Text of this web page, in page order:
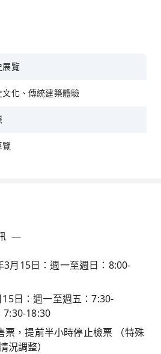
展覽
文化、傳統建築體驗
覽
—
3月15日：週一至週日：8:00-
日：週一至週五：7:30-
7:30-18:30
，提前半小時停止檢票 （特殊
況調整）